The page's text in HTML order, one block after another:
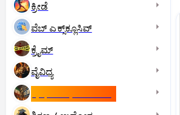
ಕ್ರೀಡೆ
ವೆಬ್ ಎಕ್ಸ್‌ಕ್ಲೂಸಿವ್
ಕ್ರೈಮ್
ವೈವಿಧ್ಯ